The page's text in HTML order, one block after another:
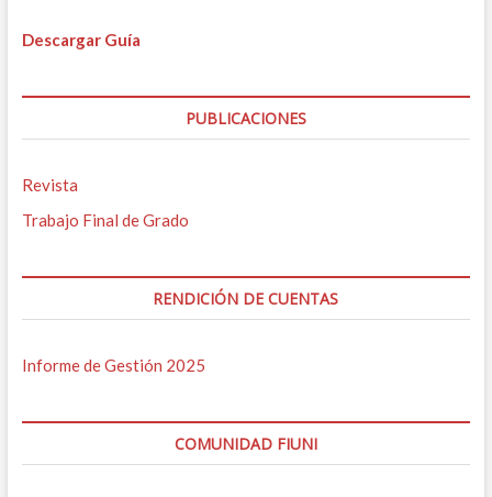
Descargar Guía
PUBLICACIONES
Revista
Trabajo Final de Grado
RENDICIÓN DE CUENTAS
Informe de Gestión 2025
COMUNIDAD FIUNI